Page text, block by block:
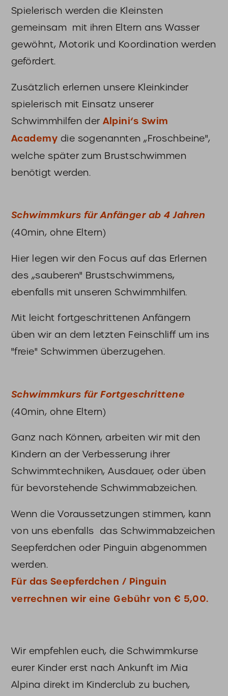
Spielerisch werden die Kleinsten
gemeinsam mit ihren Eltern ans Wasser
gewöhnt, Motorik und Koordination werden
gefördert.
Zusätzlich erlernen unsere Kleinkinder
spielerisch mit Einsatz unserer
Schwimmhilfen derAlpini‘s Swim
Academy die sogenannten „Froschbeine",
welche später zum Brustschwimmen
benötigt werden.
Schwimmkurs für Anfänger ab 4 Jahren
(40min, ohne Eltern)
Hier legen wir den Focus auf das Erlernen
des „sauberen" Brustschwimmens,
ebenfalls mit unseren Schwimmhilfen.
Mit leicht fortgeschrittenen Anfängern
üben wir an dem letzten Feinschliff um ins
"freie" Schwimmen überzugehen.
Schwimmkurs für Fortgeschrittene
(40min, ohne Eltern)
Ganz nach Können, arbeiten wir mit den
Kindern an der Verbesserung ihrer
Schwimmtechniken, Ausdauer, oder üben
für bevorstehende Schwimmabzeichen.
Wenn die Voraussetzungen stimmen, kann
von uns ebenfalls das Schwimmabzeichen
Seepferdchen oder Pinguin abgenommen
werden.
Für das Seepferdchen / Pinguin
verrechnen wir eine Gebühr von € 5,00.
Wir empfehlen euch, die Schwimmkurse
eurer Kinder erst nach Ankunft im Mia
Alpina direkt im Kinderclub zu buchen,